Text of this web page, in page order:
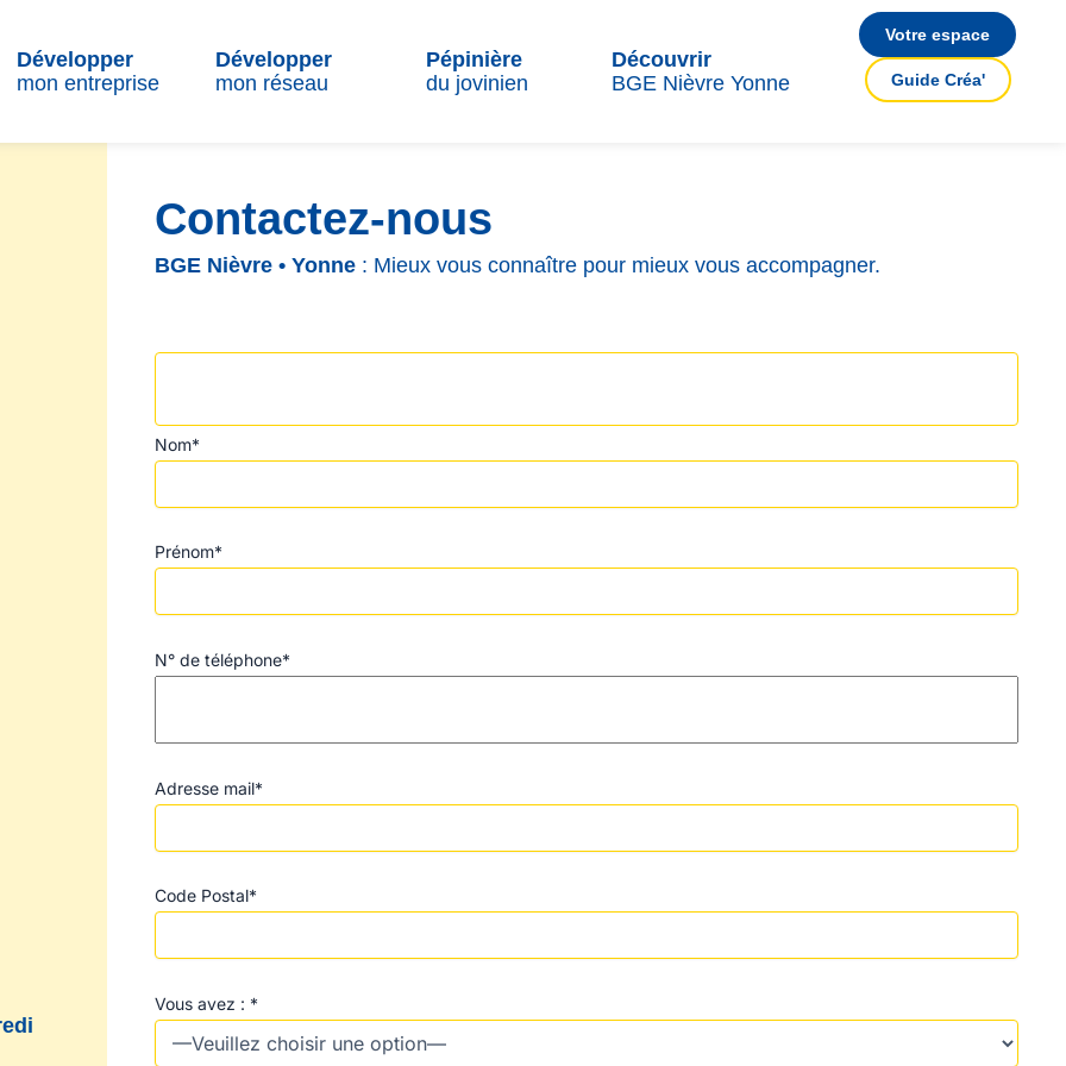
Développer
mon entreprise
Développer
mon réseau
Pépinière
du jovinien
Découvrir
BGE Nièvre Yonne
Votre espace
Guide Créa'
Contactez-nous
BGE Nièvre • Yonne: Mieux vous connaître pour mieux vous accompagner.
Nom*
Prénom*
N° de téléphone*
Adresse mail*
Code Postal*
Vous avez : *